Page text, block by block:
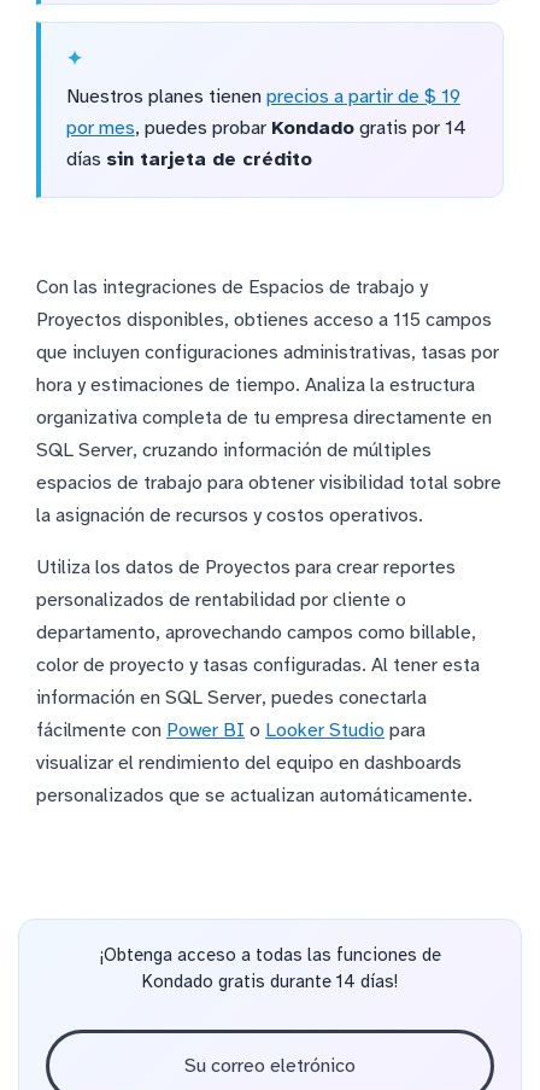
Nuestros planes tienen precios a partir de $ 19
por mes, puedes probar Kondadogratis por 14
días sin tarjeta de crédito
Con las integraciones de Espacios de trabajo y
Proyectos disponibles, obtienes acceso a 115 campos
que incluyen configuraciones administrativas, tasas por
hora y estimaciones de tiempo. Analiza la estructura
organizativa completa de tu empresa directamente en
SQL Server, cruzando información de múltiples
espacios de trabajo para obtener visibilidad total sobre
la asignación de recursos y costos operativos.
Utiliza los datos de Proyectos para crear reportes
personalizados de rentabilidad por cliente o
departamento, aprovechando campos como billable,
color de proyecto y tasas configuradas. Al tener esta
información en SQL Server, puedes conectarla
fácilmente con Power BI o Looker Studio para
visualizar el rendimiento del equipo en dashboards
personalizados que se actualizan automáticamente.
¡Obtenga acceso a todas las funciones de
Kondado gratis durante 14 días!